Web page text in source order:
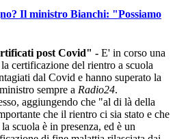
Il ministro Bianchi: "Possiamo
post Covid" - E' in corso una
certificazione del rientro a scuola
dal Covid e hanno superato la
sempre a Radio24.
aggiungendo che "al di là della
che il rientro ci sia stato e che
scuola è in presenza, ed è un